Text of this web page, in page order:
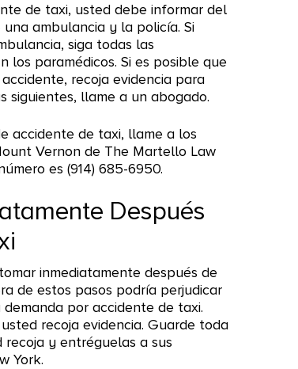
de taxi, usted debe informar del
ambulancia y la policía. Si
siga todas las
los paramédicos. Si es posible que
recoja evidencia para
siguientes, llame a un abogado.
accidente de taxi, llame a los
Vernon de The Martello Law
es (914) 685-6950.
Después
inmediatamente después de
de estos pasos podría perjudicar
por accidente de taxi.
recoja evidencia. Guarde toda
y entréguelas a sus
York.